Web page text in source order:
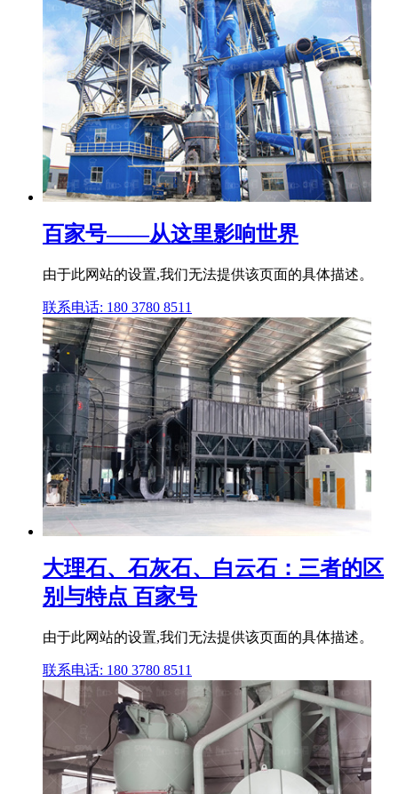
百家号——从这里影响世界
由于此网站的设置,我们无法提供该页面的具体描述。
联系电话: 180 3780 8511
大理石、石灰石、白云石：三者的区
别与特点 百家号
由于此网站的设置,我们无法提供该页面的具体描述。
联系电话: 180 3780 8511